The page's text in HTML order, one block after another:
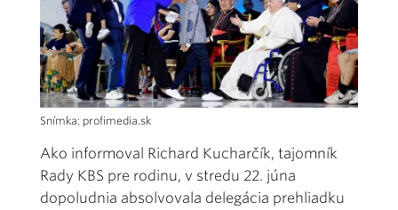
Snímka: profimedia.sk
Ako informoval Richard Kucharčík, tajomník
Rady KBS pre rodinu, v stredu 22. júna
dopoludnia absolvovala delegácia prehliadku